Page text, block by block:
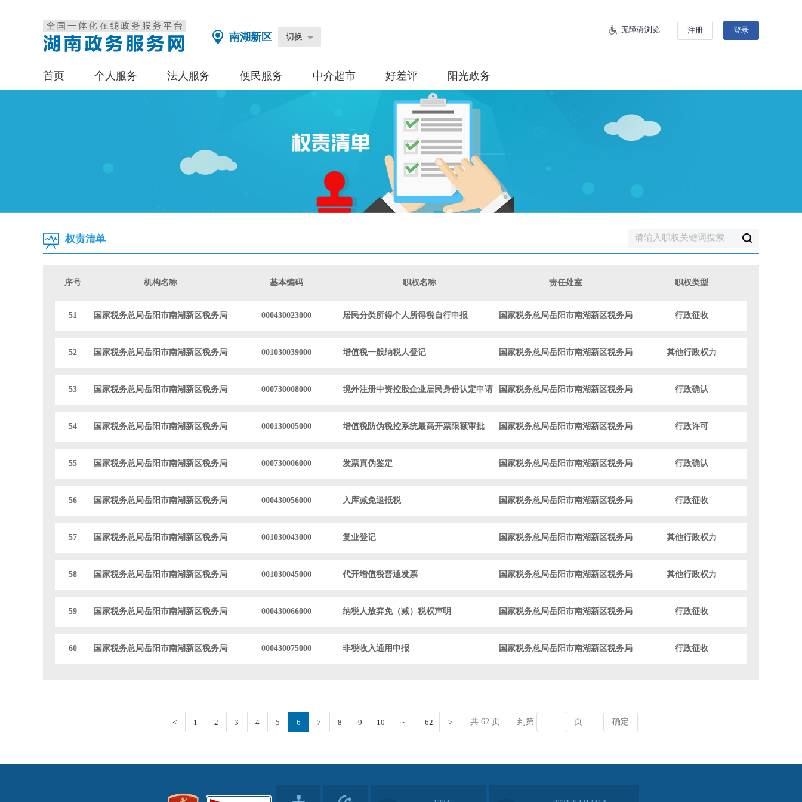
南湖新区 切换
无障碍浏览 注册 登录
首页 个人服务 法人服务 便民服务 中介超市 好差评 阳光政务
权责清单
序号 机构名称 基本编码 职权名称 责任处室 职权类型
51 国家税务总局岳阳市南湖新区税务局 000430023000 居民分类所得个人所得税自行申报 国家税务总局岳阳市南湖新区税务局 行政征收
52 国家税务总局岳阳市南湖新区税务局 001030039000 增值税一般纳税人登记 国家税务总局岳阳市南湖新区税务局 其他行政权力
53 国家税务总局岳阳市南湖新区税务局 000730008000 境外注册中资控股企业居民身份认定申请 国家税务总局岳阳市南湖新区税务局 行政确认
54 国家税务总局岳阳市南湖新区税务局 000130005000 增值税防伪税控系统最高开票限额审批 国家税务总局岳阳市南湖新区税务局 行政许可
55 国家税务总局岳阳市南湖新区税务局 000730006000 发票真伪鉴定 国家税务总局岳阳市南湖新区税务局 行政确认
56 国家税务总局岳阳市南湖新区税务局 000430056000 入库减免退抵税 国家税务总局岳阳市南湖新区税务局 行政征收
57 国家税务总局岳阳市南湖新区税务局 001030043000 复业登记 国家税务总局岳阳市南湖新区税务局 其他行政权力
58 国家税务总局岳阳市南湖新区税务局 001030045000 代开增值税普通发票 国家税务总局岳阳市南湖新区税务局 其他行政权力
59 国家税务总局岳阳市南湖新区税务局 000430066000 纳税人放弃免（减）税权声明 国家税务总局岳阳市南湖新区税务局 行政征收
60 国家税务总局岳阳市南湖新区税务局 000430075000 非税收入通用申报 国家税务总局岳阳市南湖新区税务局 行政征收
< 1 2 3 4 5 6 7 8 9 10 ... 62 > 共 62 页 到第 页